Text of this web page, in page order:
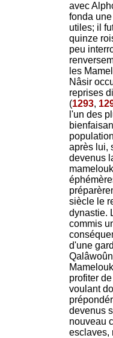
avec
fonda
utiles; il
quinze
peu
les
Nâsir
reprises
(1293,
l'un des
après lui,
devenus
siècle le
dynastie.
commis
d'une
profiter
voulant
devenus
nouveau
esclaves,